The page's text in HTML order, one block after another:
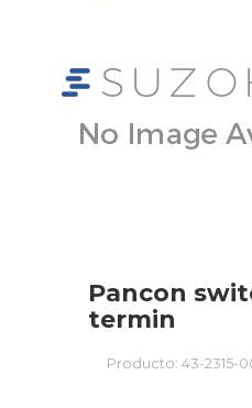
Pancon
termin
Producto: 43-2315-